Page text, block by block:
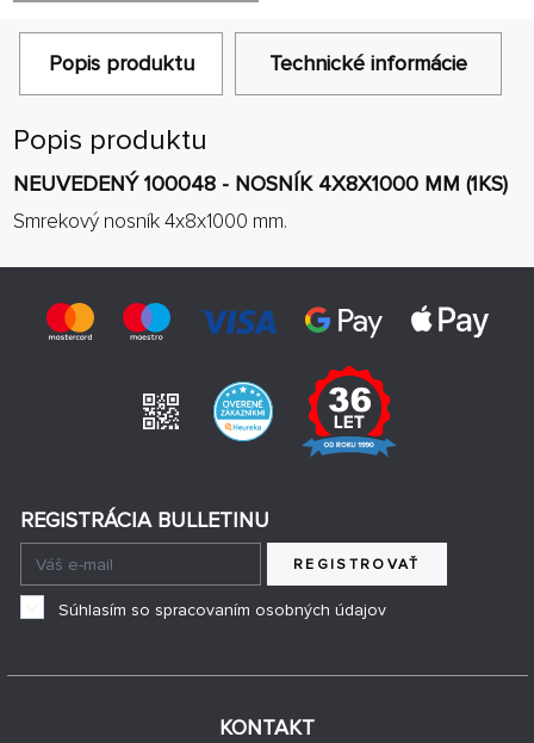
Popis produktu Technické informácie
Popis produktu
NEUVEDENÝ 100048 - NOSNÍK 4X8X1000 MM (1KS)
Smrekový nosník 4x8x1000 mm.
KONTAKT
REGISTRÁCIA BULLETINU
REGISTROVAŤ
Súhlasím so spracovaním osobných údajov